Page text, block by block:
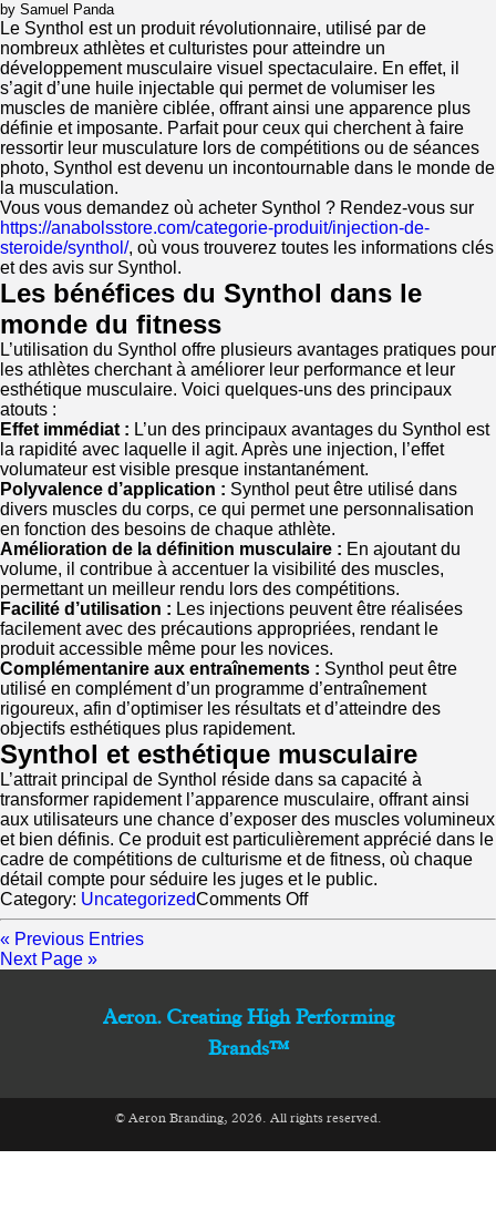
Tabletten
by Samuel Panda
Le Synthol est un produit révolutionnaire, utilisé par de
nombreux athlètes et culturistes pour atteindre un
développement musculaire visuel spectaculaire. En effet, il
s’agit d’une huile injectable qui permet de volumiser les
muscles de manière ciblée, offrant ainsi une apparence plus
définie et imposante. Parfait pour ceux qui cherchent à faire
ressortir leur musculature lors de compétitions ou de séances
photo, Synthol est devenu un incontournable dans le monde de
la musculation.
Vous vous demandez où acheter Synthol ? Rendez-vous sur
https://anabolsstore.com/categorie-produit/injection-de-
steroide/synthol/, où vous trouverez toutes les informations clés
et des avis sur Synthol.
Les bénéfices du Synthol dans le
monde du fitness
L’utilisation du Synthol offre plusieurs avantages pratiques pour
les athlètes cherchant à améliorer leur performance et leur
esthétique musculaire. Voici quelques-uns des principaux
atouts :
Effet immédiat : L’un des principaux avantages du Synthol est
la rapidité avec laquelle il agit. Après une injection, l’effet
volumateur est visible presque instantanément.
Polyvalence d’application : Synthol peut être utilisé dans
divers muscles du corps, ce qui permet une personnalisation
en fonction des besoins de chaque athlète.
Amélioration de la définition musculaire : En ajoutant du
volume, il contribue à accentuer la visibilité des muscles,
permettant un meilleur rendu lors des compétitions.
Facilité d’utilisation : Les injections peuvent être réalisées
facilement avec des précautions appropriées, rendant le
produit accessible même pour les novices.
Complémentanire aux entraînements : Synthol peut être
utilisé en complément d’un programme d’entraînement
rigoureux, afin d’optimiser les résultats et d’atteindre des
objectifs esthétiques plus rapidement.
Synthol et esthétique musculaire
L’attrait principal de Synthol réside dans sa capacité à
transformer rapidement l’apparence musculaire, offrant ainsi
aux utilisateurs une chance d’exposer des muscles volumineux
et bien définis. Ce produit est particulièrement apprécié dans le
cadre de compétitions de culturisme et de fitness, où chaque
détail compte pour séduire les juges et le public.
Category: UncategorizedComments Offon
Synthol
Accéléré
« Previous Entries
Next Page »
Aeron. Creating High Performing
Brands™
© Aeron Branding, 2026. All rights reserved.